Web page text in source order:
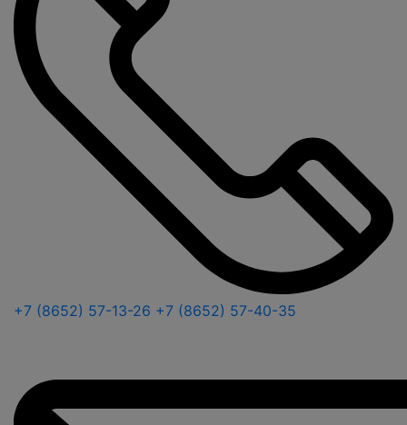
+7 (8652) 57-13-26 +7 (8652) 57-40-35